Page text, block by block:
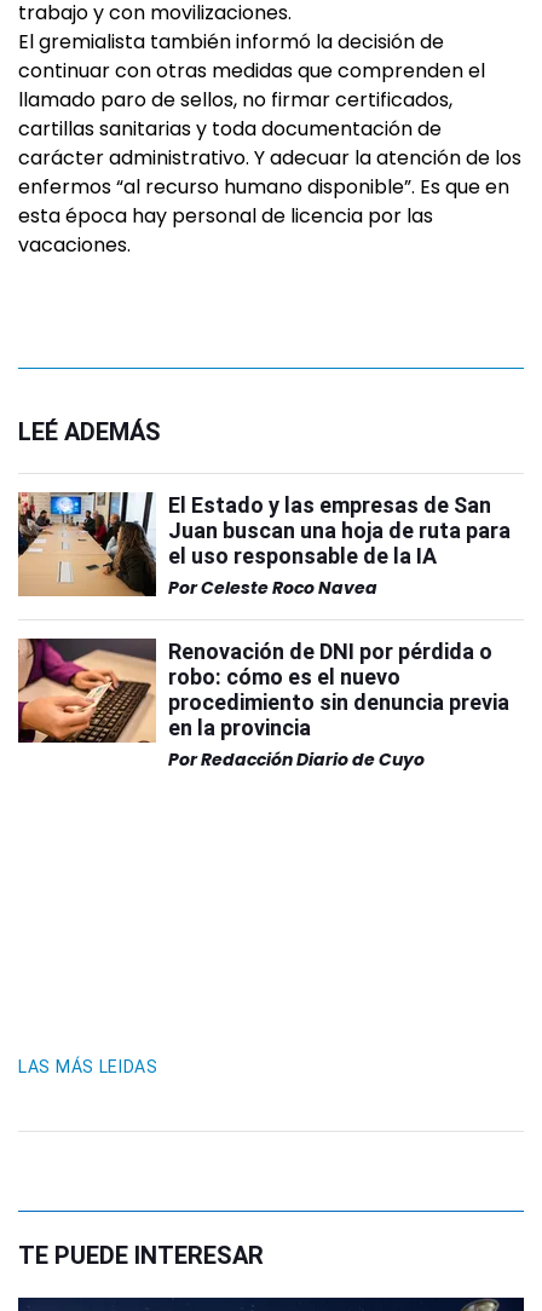
trabajo y con movilizaciones.
El gremialista también informó la decisión de
continuar con otras medidas que comprenden el
llamado paro de sellos, no firmar certificados,
cartillas sanitarias y toda documentación de
carácter administrativo. Y adecuar la atención de los
enfermos “al recurso humano disponible”. Es que en
esta época hay personal de licencia por las
vacaciones.
LEÉ ADEMÁS
El Estado y las empresas de San
Juan buscan una hoja de ruta para
el uso responsable de la IA
PorCeleste Roco Navea
Renovación de DNI por pérdida o
robo: cómo es el nuevo
procedimiento sin denuncia previa
en la provincia
PorRedacción Diario de Cuyo
LAS MÁS LEIDAS
TE PUEDE INTERESAR